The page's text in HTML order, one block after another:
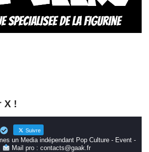
X !
Suivre
un Media indépendant Pop Culture - Event -
Mail pro : contacts@gaak.fr